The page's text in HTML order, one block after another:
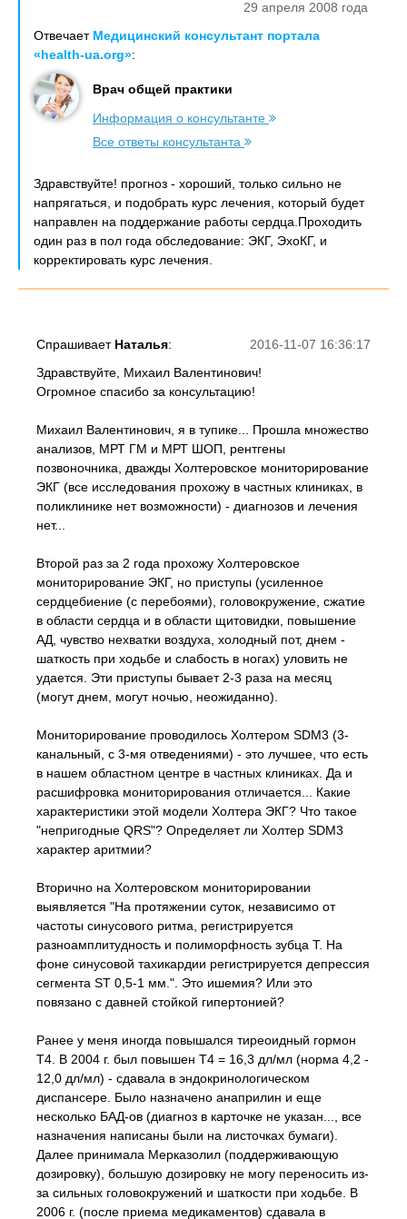
29 апреля 2008 года
Отвечает Медицинский консультант портала
«health-ua.org»:
Врач общей практики
Информация о консультанте
Все ответы консультанта
Здравствуйте! прогноз - хороший, только сильно не
напрягаться, и подобрать курс лечения, который будет
направлен на поддержание работы сердца.Проходить
один раз в пол года обследование: ЭКГ, ЭхоКГ, и
корректировать курс лечения.
2016-11-07 16:36:17
Спрашивает Наталья:
Здравствуйте, Михаил Валентинович!
Огромное спасибо за консультацию!
Михаил Валентинович, я в тупике... Прошла множество
анализов, МРТ ГМ и МРТ ШОП, рентгены
позвоночника, дважды Холтеровское мониторирование
ЭКГ (все исследования прохожу в частных клиниках, в
поликлинике нет возможности) - диагнозов и лечения
нет...
Второй раз за 2 года прохожу Холтеровское
мониторирование ЭКГ, но приступы (усиленное
сердцебиение (с перебоями), головокружение, сжатие
в области сердца и в области щитовидки, повышение
АД, чувство нехватки воздуха, холодный пот, днем -
шаткость при ходьбе и слабость в ногах) уловить не
удается. Эти приступы бывает 2-3 раза на месяц
(могут днем, могут ночью, неожиданно).
Мониторирование проводилось Холтером SDM3 (3-
канальный, с 3-мя отведениями) - это лучшее, что есть
в нашем областном центре в частных клиниках. Да и
расшифровка мониторирования отличается... Какие
характеристики этой модели Холтера ЭКГ? Что такое
"непригодные QRS"? Определяет ли Холтер SDM3
характер аритмии?
Вторично на Холтеровском мониторировании
выявляется "На протяжении суток, независимо от
частоты синусового ритма, регистрируется
разноамплитудность и полиморфность зубца Т. На
фоне синусовой тахикардии регистрируется депрессия
сегмента ST 0,5-1 мм.". Это ишемия? Или это
повязано с давней стойкой гипертонией?
Ранее у меня иногда повышался тиреоидный гормон
Т4. В 2004 г. был повышен Т4 = 16,3 дл/мл (норма 4,2 -
12,0 дл/мл) - сдавала в эндокринологическом
диспансере. Было назначено анаприлин и еще
несколько БАД-ов (диагноз в карточке не указан..., все
назначения написаны были на листочках бумаги).
Далее принимала Мерказолил (поддерживающую
дозировку), большую дозировку не могу переносить из-
за сильных головокружений и шаткости при ходьбе. В
2006 г. (после приема медикаментов) сдавала в